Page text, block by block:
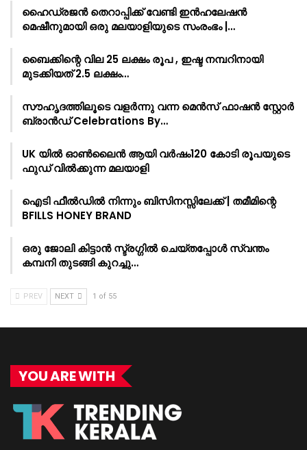
ഹൈഡ്രജൻ തെറാപ്പിക്ക് വേണ്ടി ഇൻഹലേഷൻ
മെഷീനുമായി ഒരു മലയാളിയുടെ സംരംഭം |…
ബൈക്കിന്റെ വില 25 ലക്ഷം രൂപ , ഇഷ്ട നമ്പറിനായി
മുടക്കിയത് 2.5 ലക്ഷം…
സൗഹൃദത്തിലൂടെ വളർന്നു വന്ന മെൻസ് ഫാഷൻ സ്റ്റോർ
ബ്രാൻഡ് Celebrations By…
UK യിൽ ഓൺലൈൻ ആയി വർഷം120 കോടി രൂപയുടെ
ഫുഡ് വിൽക്കുന്ന മലയാളി
ഐടി ഫീൽഡിൽ നിന്നും ബിസിനസ്സിലേക്ക് | തമീമിന്റെ
BFILLS HONEY BRAND
ഒരു ജോലി കിട്ടാൻ സ്ട്രഗ്ഗിൽ ചെയ്തപ്പോൾ സ്വന്തം
കമ്പനി തുടങ്ങി കുറച്ചു…
PREV NEXT 1 of 55
YOU ARE WITH